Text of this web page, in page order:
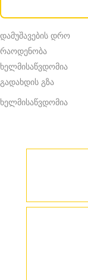
დამუშავების დრო
რაოდენობა
ხელმისაწვდომია
გადახდის გზა
ხელმისაწვდომია